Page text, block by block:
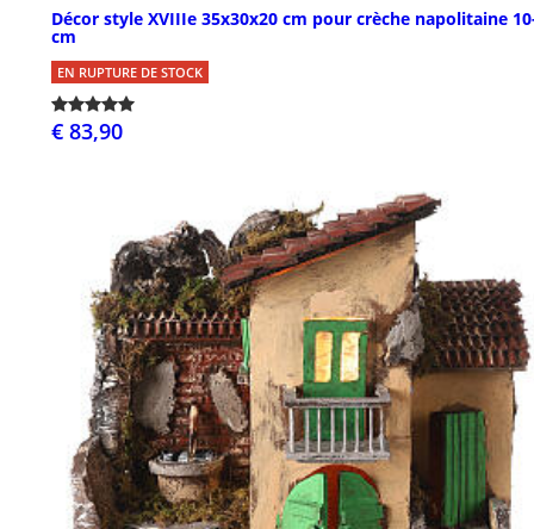
Décor style XVIIIe 35x30x20 cm pour crèche napolitaine
cm
EN RUPTURE DE STOCK
€ 83,90